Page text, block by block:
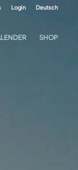
Login Deutsch
SHOP